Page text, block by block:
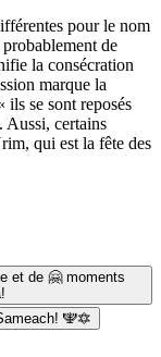
pour le nom
de
la consécration
marque la
Aussi, certains
qui est la fête des
et de 🤗 moments
🕎🔯